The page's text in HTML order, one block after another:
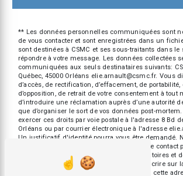
** Les données personnelles communiquées sont
de vous contacter et sont enregistrées dans un
sont destinées à CSMC et ses sous-traitants dans le
répondre à votre message. Les données collectées
communiquées aux seuls destinataires suivants:
Québec, 45000 Orléans elie.arnault@csmc.fr. Vous
d’accès, de rectification, d’effacement, de
d’opposition, de retrait de votre consentement à tout
d’introduire une réclamation auprès d’une autorité
que d’organiser le sort de vos données post-
exercer ces droits par voie postale à l'adresse 8 Bd
Orléans ou par courrier électronique à l'adresse
Un justificatif d'identité pourra vous être demandé.
vos données pendant la période de prise de contact
durée de prescription légale aux fins probatoires et
contentieux. Vous avez le droit de vous inscrire sur
au démarchage téléphonique, disponible à cette